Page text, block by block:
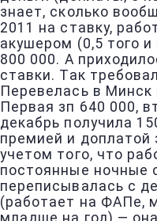
знает, сколько
2011 на ставку,
акушером (0,5 того
800 000. А
ставки. Так
Перевелась в Минск
Первая зп 640 000,
декабрь получила
премией и доплатой
учетом того, что
постоянные ночные
переписывалась с
(работает на ФАПе,
младше на год) —